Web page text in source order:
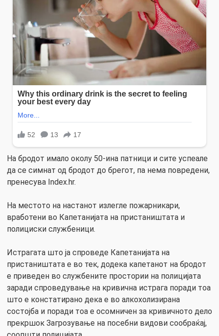
На бродот имало околу 50-ина патници и сите успеале
да се симнат од бродот до брегот, па нема повредени,
пренесува Index.hr.
На местото на настанот излегле пожарникари,
вработени во Капетанијата на пристаништата и
полициски службеници.
Истрагата што ја спроведе Капетанијата на
пристаништата е во тек, додека капетанот на бродот
е приведен во службените простории на полицијата
заради спроведување на кривична истрага поради тоа
што е констатирано дека е во алкохолизирана
состојба и поради тоа е осомничен за кривичното дело
прекршок Загрозување на посебни видови сообраќај,